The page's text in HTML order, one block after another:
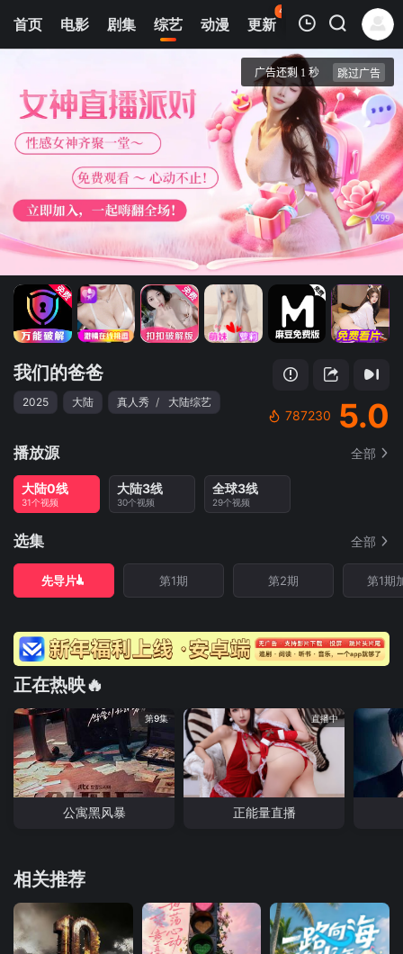
首页 电影 剧集 综艺 动漫 更新
42
热榜 APP
先导片
我们的爸爸
我们的爸爸
2025 大陆 真人秀 / 大陆综艺
787230 5.0
播放源 全部
大陆0线
31个视频
大陆3线
30个视频
全球3线
29个视频
选集 全部
先导片 第1期 第2期 第1期
正在热映🔥
第9集
公寓黑风暴
直播中
正能量直播
相关推荐